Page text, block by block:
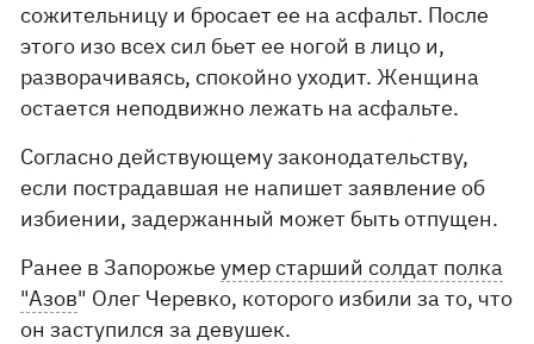
сожительницу и бросает ее на асфальт. После
этого изо всех сил бьет ее ногой в лицо и,
разворачиваясь, спокойно уходит. Женщина
остается неподвижно лежать на асфальте.
Согласно действующему законодательству,
если пострадавшая не напишет заявление об
избиении, задержанный может быть отпущен.
Ранее в Запорожьеумер старший солдат полка
"Азов" Олег Черевко, которого избили за то, что
он заступился за девушек.